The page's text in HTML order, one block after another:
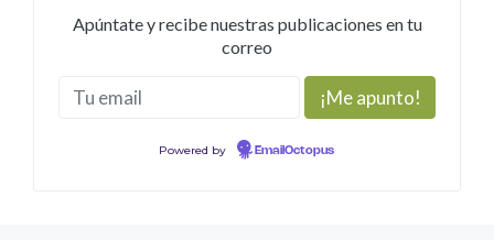
Apúntate y recibe nuestras publicaciones en tu
correo
Powered by EmailOctopus